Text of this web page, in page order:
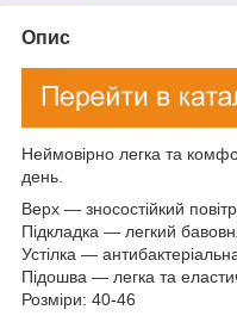
Опис
Неймовірно легка та
день.
Верх — зносостійкий
Підкладка — легкий
Устілка —
Підошва — легка та
Розміри: 40-46